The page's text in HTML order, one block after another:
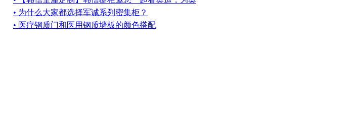
• 为什么大家都选择军诚系列密集柜？
• 医疗钢质门和医用钢质墙板的颜色搭配